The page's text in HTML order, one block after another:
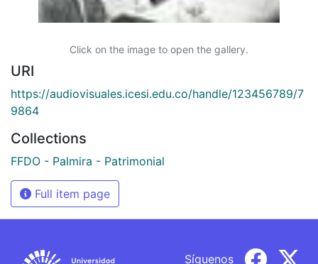
Click on the image to open the gallery.
URI
https://audiovisuales.icesi.edu.co/handle/123456789/7
9864
Collections
FFDO - Palmira - Patrimonial
Full item page
Síguenos